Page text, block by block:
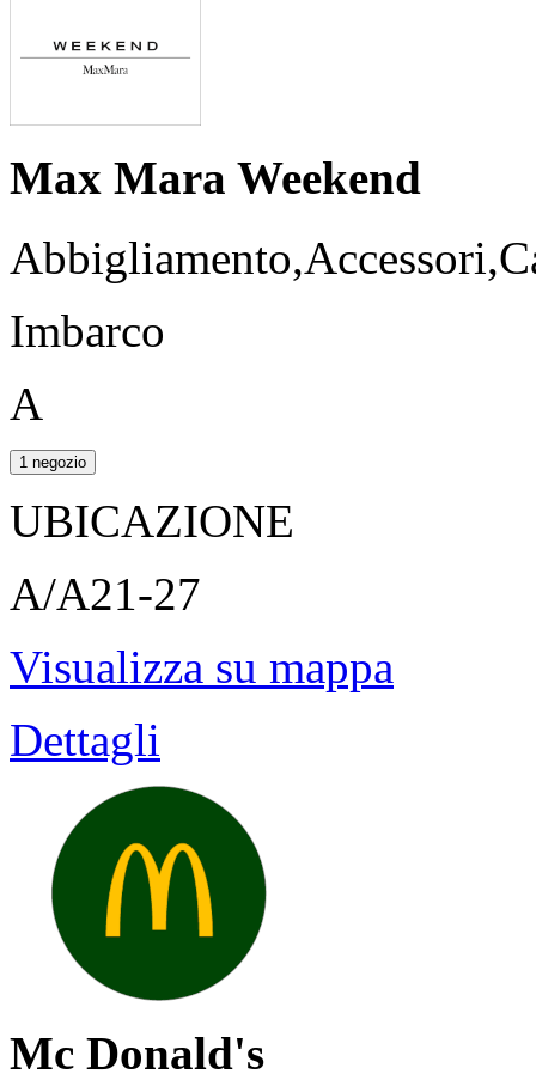
Max Mara Weekend
Imbarco
A
1 negozio
UBICAZIONE
A/A21-27
Visualizza su mappa
Dettagli
Mc Donald's